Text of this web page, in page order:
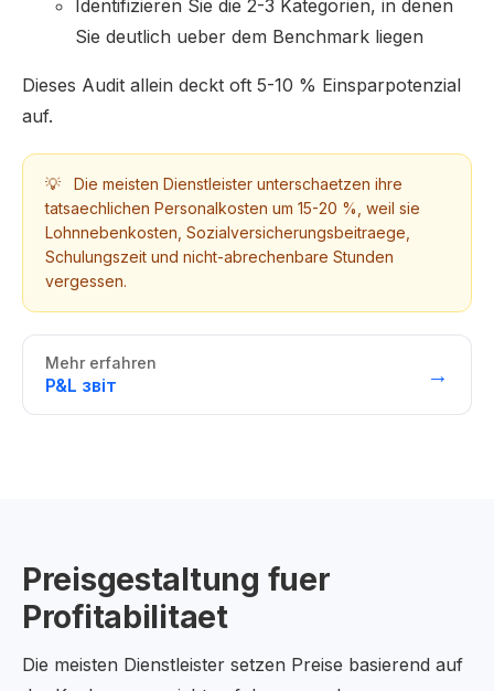
Identifizieren Sie die 2-3 Kategorien, in denen
Sie deutlich ueber dem Benchmark liegen
Dieses Audit allein deckt oft 5-10 % Einsparpotenzial
auf.
💡
Die meisten Dienstleister unterschaetzen ihre
tatsaechlichen Personalkosten um 15-20 %, weil sie
Lohnnebenkosten, Sozialversicherungsbeitraege,
Schulungszeit und nicht-abrechenbare Stunden
vergessen.
Mehr erfahren
P&L звіт →
Preisgestaltung fuer
Profitabilitaet
Die meisten Dienstleister setzen Preise basierend auf